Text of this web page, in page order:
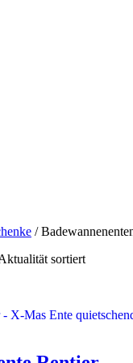
/
sortiert